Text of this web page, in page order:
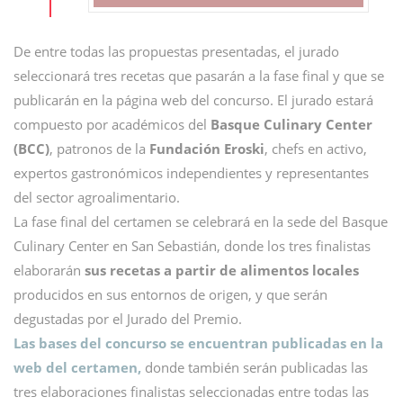
De entre todas las propuestas presentadas, el jurado
seleccionará tres recetas que pasarán a la fase final y que se
publicarán en la página web del concurso. El jurado estará
compuesto por académicos del Basque Culinary Center
(BCC), patronos de la Fundación Eroski, chefs en activo,
expertos gastronómicos independientes y representantes
del sector agroalimentario.
La fase final del certamen se celebrará en la sede del Basque
Culinary Center en San Sebastián, donde los tres finalistas
elaborarán sus recetas a partir de alimentos locales
producidos en sus entornos de origen, y que serán
degustadas por el Jurado del Premio.
Las bases del concurso se encuentran publicadas en la
web del certamen, donde también serán publicadas las
tres elaboraciones finalistas seleccionadas entre todas las